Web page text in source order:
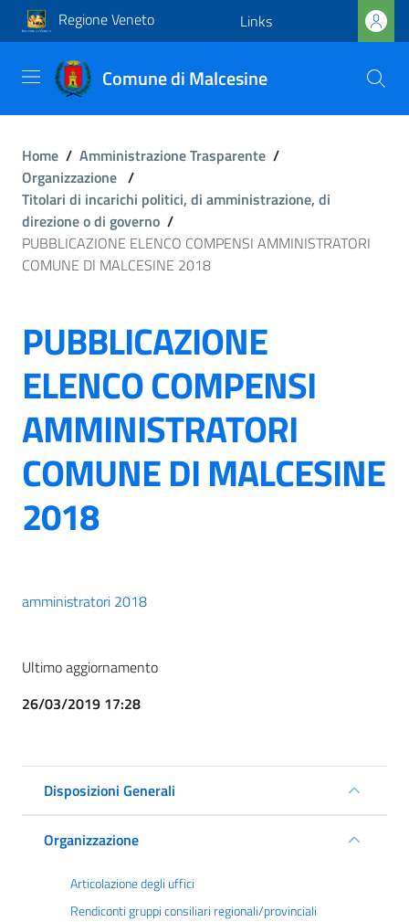
Regione Veneto Links
Comune di Malcesine
Home / Amministrazione Trasparente /
Organizzazione /
Titolari di incarichi politici, di amministrazione, di
direzione o di governo /
PUBBLICAZIONE ELENCO COMPENSI AMMINISTRATORI
COMUNE DI MALCESINE 2018
PUBBLICAZIONE
ELENCO COMPENSI
AMMINISTRATORI
COMUNE DI MALCESINE
2018
amministratori 2018
Ultimo aggiornamento
26/03/2019 17:28
Disposizioni Generali
Organizzazione
Articolazione degli uffici
Rendiconti gruppi consiliari regionali/provinciali